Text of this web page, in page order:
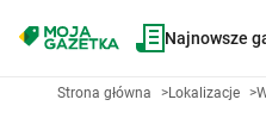
Najnowsze
Strona główna >Lokalizacje >